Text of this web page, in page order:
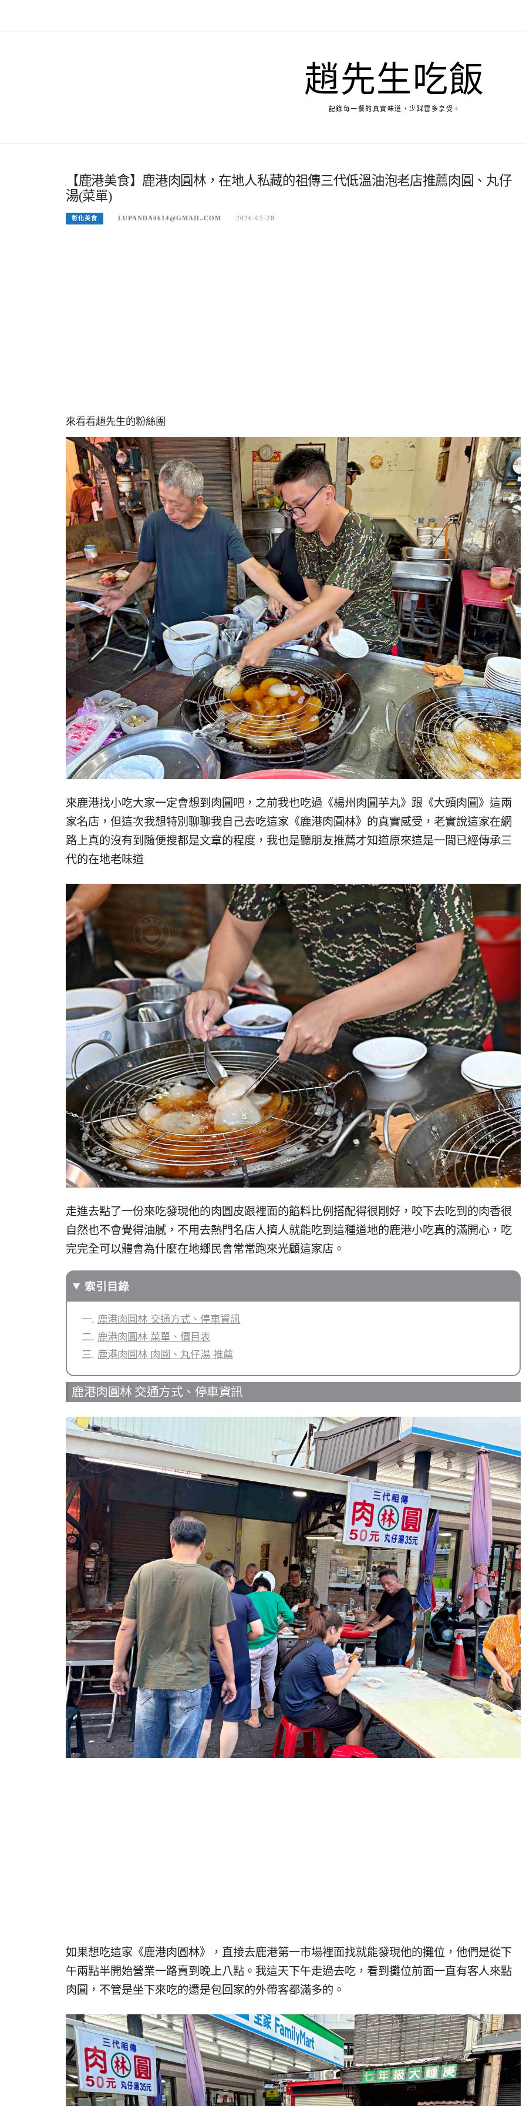
趙先生吃飯
記錄每一餐的真實味道，少踩雷多享受。
【鹿港美食】鹿港肉圓林，在地人私藏的祖傳三代低溫油泡老店推薦肉圓、丸仔
湯(菜單)
彰化美食 LUPANDA0614@GMAIL.COM 2026-05-28
來看看趙先生的粉絲團
來鹿港找小吃大家一定會想到肉圓吧，之前我也吃過《楊州肉圓芋丸》跟《大頭肉圓》這兩
家名店，但這次我想特別聊聊我自己去吃這家《鹿港肉圓林》的真實感受，老實說這家在網
路上真的沒有到隨便搜都是文章的程度，我也是聽朋友推薦才知道原來這是一間已經傳承三
代的在地老味道
走進去點了一份來吃發現他的肉圓皮跟裡面的餡料比例搭配得很剛好，咬下去吃到的肉香很
自然也不會覺得油膩，不用去熱門名店人擠人就能吃到這種道地的鹿港小吃真的滿開心，吃
完完全可以體會為什麼在地鄉民會常常跑來光顧這家店。
索引目錄
鹿港肉圓林 交通方式、停車資訊
鹿港肉圓林 菜單、價目表
鹿港肉圓林 肉圓、丸仔湯 推薦
鹿港肉圓林 交通方式、停車資訊
如果想吃這家《鹿港肉圓林》，直接去鹿港第一市場裡面找就能發現他的攤位，他們是從下
午兩點半開始營業一路賣到晚上八點。我這天下午走過去吃，看到攤位前面一直有客人來點
肉圓，不管是坐下來吃的還是包回家的外帶客都滿多的。